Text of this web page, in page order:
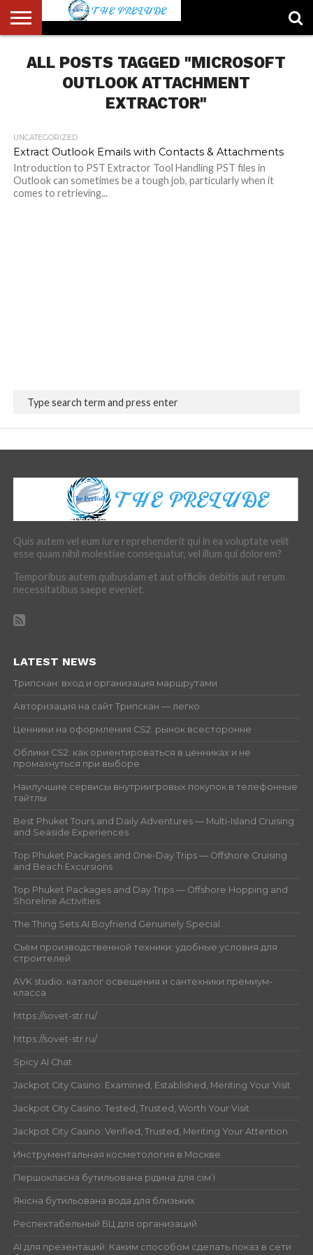
US
ACCOUNT
AUTHORS
LIST
FULL-
WIDTH
HOME
LATEST
NEWS
LOGIN
LOGOUT
MEMBERS
PASSWORD
RESET
REGISTER
SAMPLE
PAGE
TYPOGRAPHY
USER
ALL POSTS TAGGED "MICROSOFT
OUTLOOK ATTACHMENT
EXTRACTOR"
UNCATEGORIZED
Extract Outlook Emails with Contacts & Attachments
Introduction to PST Extractor Tool Handling PST files in
Outlook can sometimes be a tough job, particularly when it
comes to retrieving...
Quis autem vel eum iure reprehenderit qui in ea voluptate velit
esse quam nihil molestiae consequatur, vel illum qui dolorem?
Temporibus autem quibusdam et aut officiis debitis aut rerum
necessitatibus saepe eveniet.
LATEST NEWS
Трипскан: вход и организация маршрутами
Авторизация на сайт Трипскан — легко
Ценники на оформления CS2: рынок всесторонне
Облики CS2: как ориентироваться в ценниках и не
промахнуться при выборе
Наилучшие сервисы внутриигровых покупок в телефонные
тайтлы
Best Phuket Tours and Daily Adventures — Multi-Island Cruising
and Seaside Experiences
Top Phuket Packages and One-Day Trips — Offshore Cruising
and Beach Excursions
Top Phuket Packages and Day Trips — Offshore Hopping and
Shoreline Activities
The Thing Sets AI Boyfriend Genuinely Special
Съём производственной техники: удобные условия для
строителей
AVK studio: каталог освещения и сантехники премиум-
класса
https://sovet-str.ru/
https://sovet-str.ru/
Spicy AI Chat
Jackpot City Casino: Examined, Established, Meriting Your Visit
Jackpot City Casino: Tested, Trusted, Worth Your Visit
Jackpot City Casino: Verified, Trusted, Meriting Your Attention
Инструментальная косметология в Москве
Першокласна бутильована рідина для сім’ї
Якісна бутильована вода для близьких
Респектабельный БЦ для организаций
AI для презентаций: Каким способом сделать показ в сети